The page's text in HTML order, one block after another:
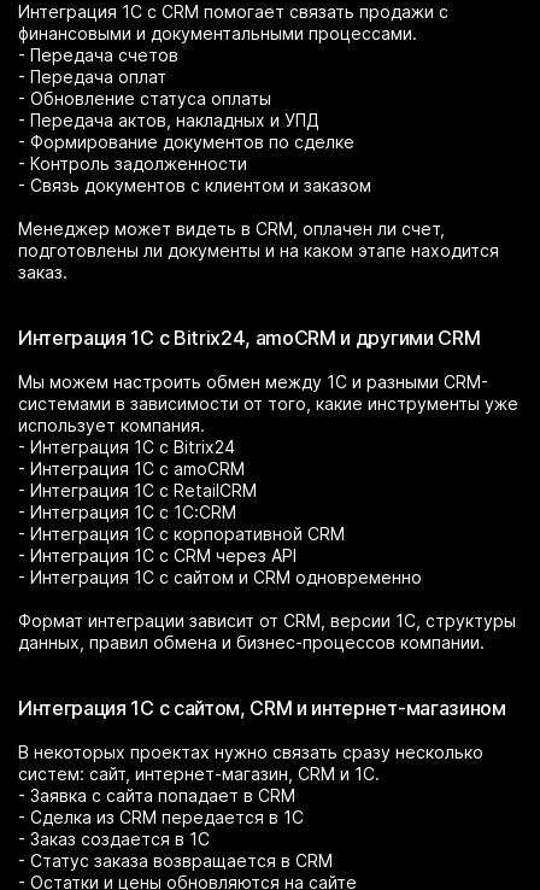
Интеграция 1С с CRM помогает связать продажи с
финансовыми и документальными процессами.
- Передача счетов
- Передача оплат
- Обновление статуса оплаты
- Передача актов, накладных и УПД
- Формирование документов по сделке
- Контроль задолженности
- Связь документов с клиентом и заказом
Менеджер может видеть в CRM, оплачен ли счет,
подготовлены ли документы и на каком этапе находится
заказ.
Интеграция 1С с Bitrix24, amoCRM и другими CRM
Мы можем настроить обмен между 1С и разными CRM-
системами в зависимости от того, какие инструменты уже
использует компания.
- Интеграция 1С с Bitrix24
- Интеграция 1С с amoCRM
- Интеграция 1С с RetailCRM
- Интеграция 1С с 1С:CRM
- Интеграция 1С с корпоративной CRM
- Интеграция 1С с CRM через API
- Интеграция 1С с сайтом и CRM одновременно
Формат интеграции зависит от CRM, версии 1С, структуры
данных, правил обмена и бизнес-процессов компании.
Интеграция 1С с сайтом, CRM и интернет-магазином
В некоторых проектах нужно связать сразу несколько
систем: сайт, интернет-магазин, CRM и 1С.
- Заявка с сайта попадает в CRM
- Сделка из CRM передается в 1С
- Заказ создается в 1С
- Статус заказа возвращается в CRM
- Остатки и цены обновляются на сайте